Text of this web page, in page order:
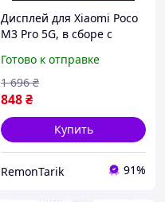
Дисплей для Xiaomi Poco
M3 Pro 5G, в сборе с
Original + набор
инструментов
Готово к отправке
848₴
1 696 ₴
Купить
RemonTarik 91%